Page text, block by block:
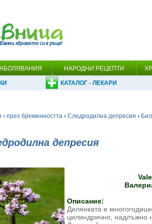
НАРОДНИ РЕЦЕПТИ
КАТАЛОГ - ЛЕКАРИ
› през бременността › Следродилна депресия ›
депресия
Описание:
Дилянката е
цилиндрично, надлъжно